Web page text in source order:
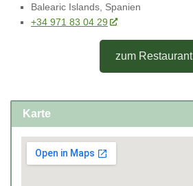
Balearic Islands, Spanien
+34 971 83 04 29
zum Restaurant
Karte